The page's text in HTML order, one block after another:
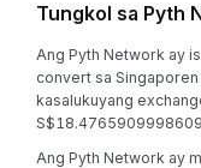
Tungkol sa Pyth
Ang Pyth Network ay
convert sa
kasalukuyang
Ang Pyth Network ay